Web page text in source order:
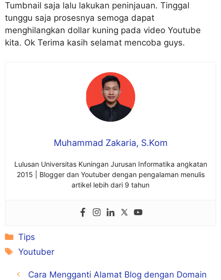
Tumbnail saja lalu lakukan peninjauan. Tinggal
tunggu saja prosesnya semoga dapat
menghilangkan dollar kuning pada video Youtube
kita. Ok Terima kasih selamat mencoba guys.
Muhammad Zakaria, S.Kom
Lulusan Universitas Kuningan Jurusan Informatika angkatan
2015 | Blogger dan Youtuber dengan pengalaman menulis
artikel lebih dari 9 tahun
Kategori
Tips
Tag
Youtuber
Cara Mengganti Alamat Blog dengan Domain